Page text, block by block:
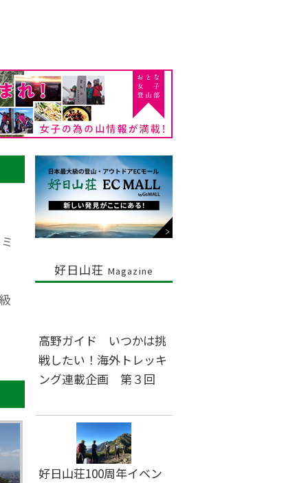
好日山荘 Magazine
高野ガイド いつかは挑
戦したい！海外トレッキ
ング連載企画 第３回
好日山荘100周年イベン